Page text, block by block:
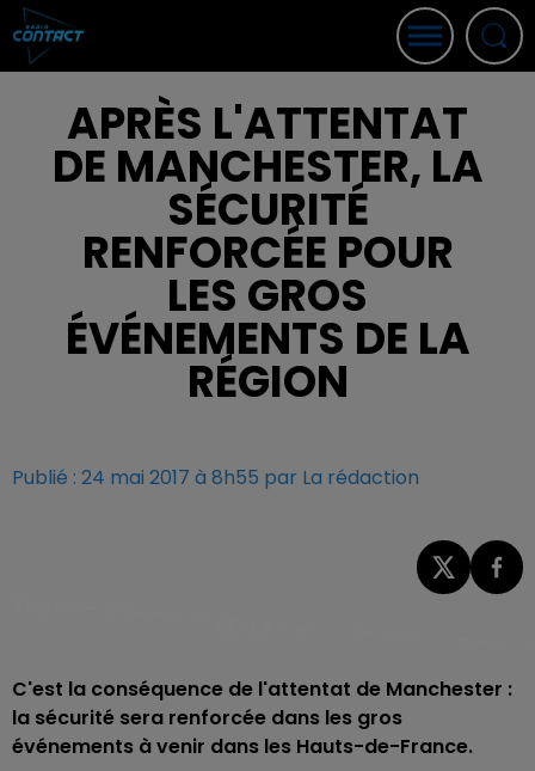
APRÈS L'ATTENTAT
DE MANCHESTER, LA
SÉCURITÉ
RENFORCÉE POUR
LES GROS
ÉVÉNEMENTS DE LA
RÉGION
Publié : 24 mai 2017 à 8h55 par La rédaction
C'est la conséquence de l'attentat de Manchester :
la sécurité sera renforcée dans les gros
événements à venir dans les Hauts-de-France.